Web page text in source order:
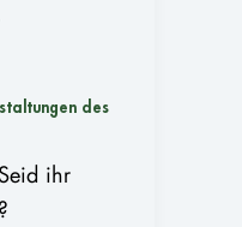
des
Seid ihr